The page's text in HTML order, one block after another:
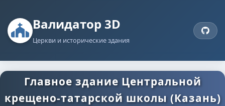
Валидатор 3D
Церкви и исторические здания
Главное здание Центральной
крещено-татарской школы (Казань)